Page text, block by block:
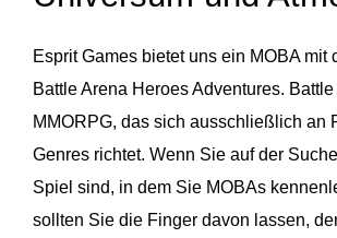
Esprit Games bietet uns ein MOBA mit
Battle Arena Heroes Adventures.
MMORPG, das sich ausschließlich an
Genres richtet. Wenn Sie auf der
Spiel sind, in dem Sie MOBAs
sollten Sie die Finger davon lassen,